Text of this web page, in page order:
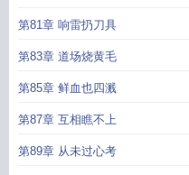
第81章 响雷扔刀具
第83章 道场烧黄毛
第85章 鲜血也四溅
第87章 互相瞧不上
第89章 从未过心考